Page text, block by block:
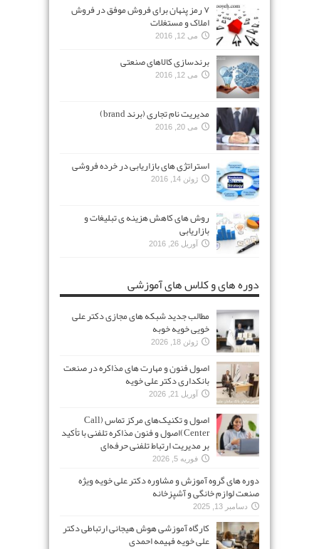
۷ رمز پنهان برای فروش موفق در فروش
املاک و مستغلات
می 12, 2016
برندسازی کالاهای صنعتی
می 12, 2016
مدیریت نام تجاری (برند brand)
می 20, 2016
استراتژی های بازاریابی در خرده فروشی
ژوئن 14, 2016
روش های کاهش هزینه ی تبلیغات و
بازاریابی
آوریل 26, 2016
دوره های و کلاس های آموزشی
مطالب جدید شبکه های مجازی دکتر علی
خویی خویه خوبه
ژوئن 18, 2026
اصول فنون و مهارت های مذاکره در صنعت
بانکداری دکتر علی خویه
آوریل 21, 2026
اصول و تکنیک‌های مرکز تماس (Call
Center)اصول و فنون مذاکره تلفنی با تأکید
بر مدیریت ارتباط تلفنی حرفه‌ای
فوریه 5, 2026
دوره های گروه آموزش و مشاوره دکتر علی خویه ویژه
صنعت لوازم خانگی و آشپزخانه
دسامبر 13, 2025
کارگاه آموزشی هوش هیجانی ارتباطی دکتر
علی خویه فهیمه احمدی